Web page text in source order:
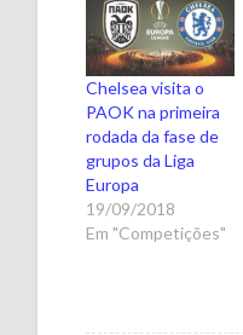
Chelsea visita o
PAOK na primeira
rodada da fase de
grupos da Liga
Europa
19/09/2018
Em "Competições"